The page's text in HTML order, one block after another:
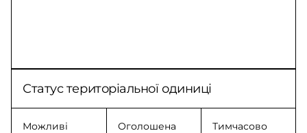
Статус територіальної одиниці
Можливі
Оголошена
Тимчасово